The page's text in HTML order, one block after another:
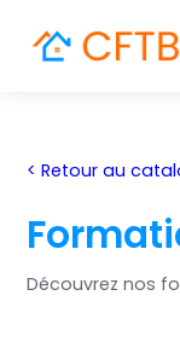
< Retour au
Découvrez nos